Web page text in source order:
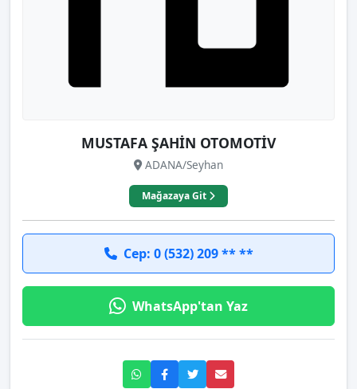
MUSTAFA ŞAHİN OTOMOTİV
ADANA/Seyhan
Mağazaya Git
Cep: 0 (532) 209 ** **
WhatsApp'tan Yaz